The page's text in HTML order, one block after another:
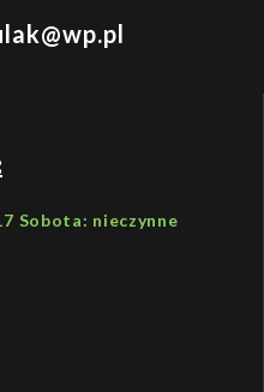
Sobota: nieczynne